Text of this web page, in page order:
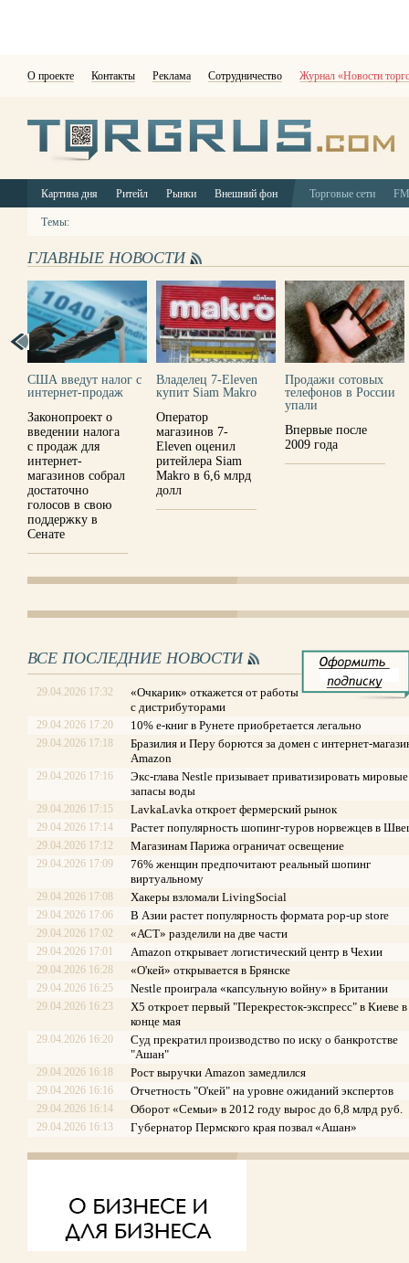
О проекте Контакты Реклама Сотрудничество Журнал «Новости
Картина дня Ритейл Рынки Внешний фон Торговые сети
Темы:
ГЛАВНЫЕ НОВОСТИ
США введут налог с
интернет-продаж
Законопроект о
введении налога
с продаж для
интернет-
магазинов собрал
достаточно
голосов в свою
поддержку в
Сенате
Владелец 7-Eleven
купит Siam Makro
Оператор
магазинов 7-
Eleven оценил
ритейлера Siam
Makro в 6,6 млрд
долл
Продажи сотовых
телефонов в России
упали
Впервые после
2009 года
ВСЕ ПОСЛЕДНИЕ НОВОСТИ
29.04.2026 17:32
«Очкарик» откажется от работы
с дистрибуторами
29.04.2026 17:20
10% е-книг в Рунете приобретается легально
29.04.2026 17:18
Бразилия и Перу борются за домен с интернет-
Amazon
29.04.2026 17:16
Экс-глава Nestle призывает приватизировать мировые
запасы воды
29.04.2026 17:15
LavkaLavka откроет фермерский рынок
29.04.2026 17:14
Растет популярность шопинг-туров норвежцев в
29.04.2026 17:12
Магазинам Парижа ограничат освещение
29.04.2026 17:09
76% женщин предпочитают реальный шопинг
виртуальному
29.04.2026 17:08
Хакеры взломали LivingSocial
29.04.2026 17:06
В Азии растет популярность формата pop-up store
29.04.2026 17:02
«АСТ» разделили на две части
29.04.2026 17:01
Amazon открывает логистический центр в Чехии
29.04.2026 16:28
«О'кей» открывается в Брянске
29.04.2026 16:25
Nestle проиграла «капсульную войну» в Британии
29.04.2026 16:23
X5 откроет первый "Перекресток-экспресс" в Киеве в
конце мая
29.04.2026 16:20
Суд прекратил производство по иску о банкротстве
"Ашан"
29.04.2026 16:18
Рост выручки Amazon замедлился
29.04.2026 16:16
Отчетность "O'кей" на уровне ожиданий экспертов
29.04.2026 16:14
Оборот «Семьи» в 2012 году вырос до 6,8 млрд руб.
29.04.2026 16:13
Губернатор Пермского края позвал «Ашан»